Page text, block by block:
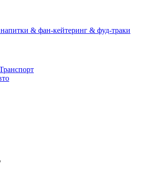
& фан-кейтеринг & фуд-траки